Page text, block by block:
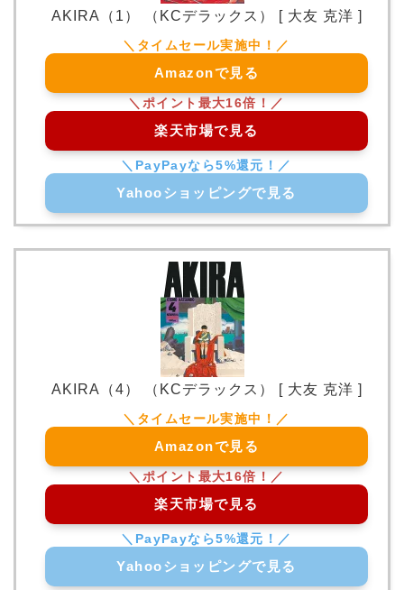
AKIRA（1） （KCデラックス） [ 大友 克洋 ]
Amazonで見る
楽天市場で見る
Yahooショッピングで見る
AKIRA（4） （KCデラックス） [ 大友 克洋 ]
Amazonで見る
楽天市場で見る
Yahooショッピングで見る